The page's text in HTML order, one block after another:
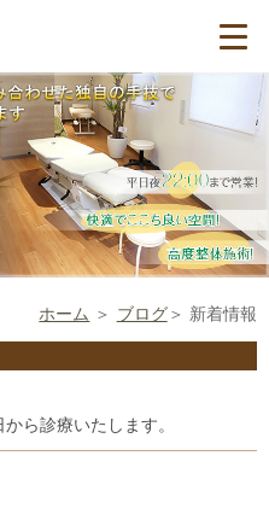
ホーム ブログ 新着情報
ら診療いたします。